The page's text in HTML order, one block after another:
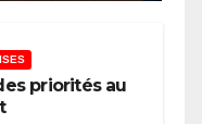
l’Afrique
priorités au